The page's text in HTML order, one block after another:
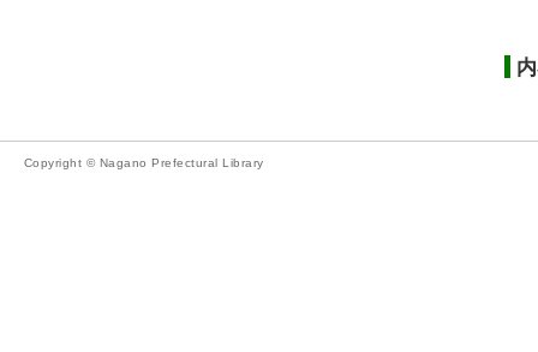
Copyright © Nagano Prefectural Library